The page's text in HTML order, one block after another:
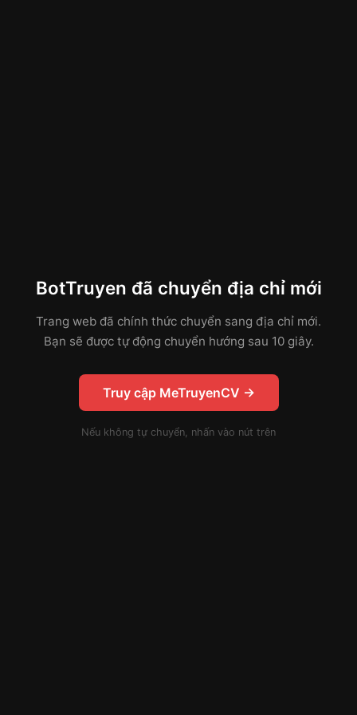
BotTruyen đã chuyển địa chỉ mới
Trang web đã chính thức chuyển sang địa chỉ mới.
Bạn sẽ được tự động chuyển hướng sau 10 giây.
Truy cập MeTruyenCV →
Nếu không tự chuyển, nhấn vào nút trên